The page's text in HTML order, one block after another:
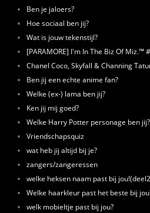
Ben je jaloers?
Hoe sociaal ben jij?
Wat is jouw tekenstijl?
[PARAMORE] I'm In The Biz Of Miz.™
Chanel Coco, Skyfall & Channing
Ben jij een echte anime fan?
Welke (ex-) lama ben jij?
Ken jij mij goed?
Welke Harry Potter personage ben
Vriendschapsquiz
wat heb jij altijd bij je?
zangers/zangeressen
welke heksen naam past bij
Welke haarkleur past het beste bij
welk mobieltje past bij jou?